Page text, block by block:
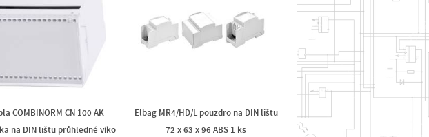
COMBINORM CN 100 AK
na DIN lištu průhledné víko
Elbag MR4/HD/L pouzdro na DIN lištu
72 x 63 x 96 ABS 1 ks